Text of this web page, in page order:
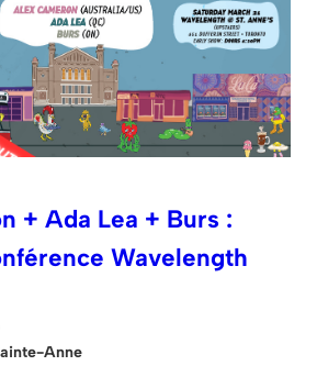
+ Ada Lea + Burs :
Wavelength
Anne